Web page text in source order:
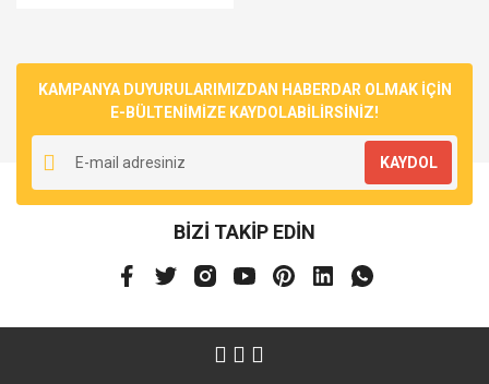
KAMPANYA DUYURULARIMIZDAN HABERDAR OLMAK İÇİN
E-BÜLTENİMİZE KAYDOLABİLİRSİNİZ!
KAYDOL
BİZİ TAKİP EDİN